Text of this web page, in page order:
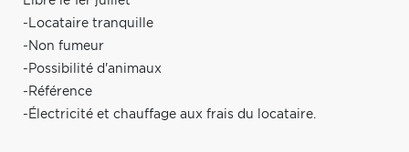
-Locataire tranquille
-Non fumeur
-Possibilité d'animaux
-Référence
-Électricité et chauffage aux frais du locataire.